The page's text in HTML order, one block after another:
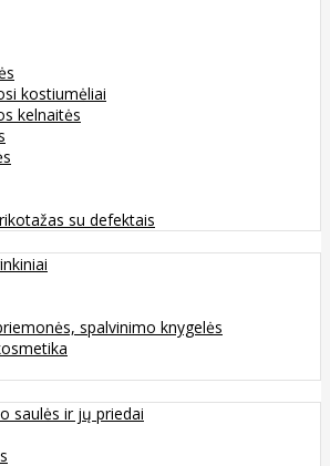
kostiumėliai
kelnaitės
su defektais
spalvinimo knygelės
saulės ir jų priedai